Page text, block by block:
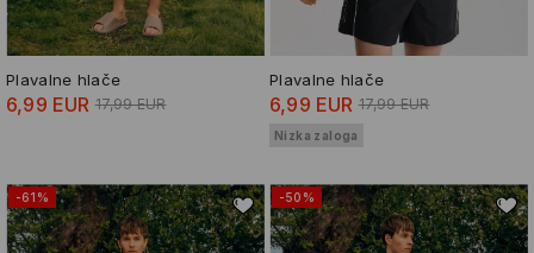
Plavalne hlače
6,99 EUR 17,99 EUR
Plavalne hlače
6,99 EUR 17,99 EUR
Nizka zaloga
-61% -50%